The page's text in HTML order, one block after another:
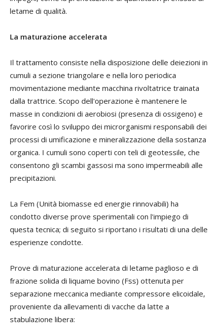
letame di qualità.
La maturazione accelerata
Il trattamento consiste nella disposizione delle deiezioni in
cumuli a sezione triangolare e nella loro periodica
movimentazione mediante macchina rivoltatrice trainata
dalla trattrice. Scopo dell'operazione è mantenere le
masse in condizioni di aerobiosi (presenza di ossigeno) e
favorire così lo sviluppo dei microrganismi responsabili dei
processi di umificazione e mineralizzazione della sostanza
organica. I cumuli sono coperti con teli di geotessile, che
consentono gli scambi gassosi ma sono impermeabili alle
precipitazioni.
La Fem (Unità biomasse ed energie rinnovabili) ha
condotto diverse prove sperimentali con l'impiego di
questa tecnica; di seguito si riportano i risultati di una delle
esperienze condotte.
Prove di maturazione accelerata di letame paglioso e di
frazione solida di liquame bovino (Fss) ottenuta per
separazione meccanica mediante compressore elicoidale,
proveniente da allevamenti di vacche da latte a
stabulazione libera: